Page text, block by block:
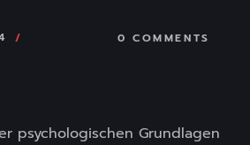
0 COMMENTS
psychologischen Grundlagen